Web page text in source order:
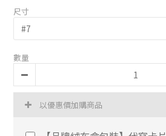
尺寸
數量
以優惠價加購商品